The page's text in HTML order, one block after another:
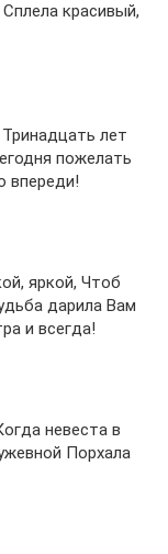
красивый,
лет
пожелать
впереди!
яркой, Чтоб
дарила Вам
и всегда!
невеста в
Порхала